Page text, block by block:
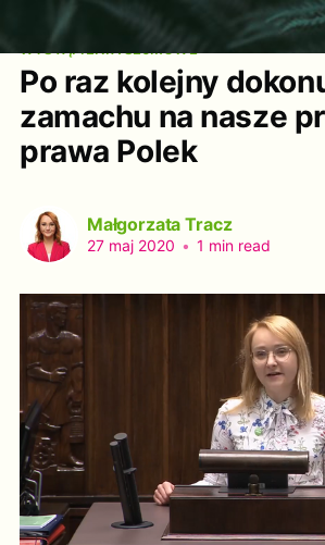
Po raz kolejny
zamachu na nasze
prawa Polek
Małgorzata Tracz
27 maj 2020 • 1 min read